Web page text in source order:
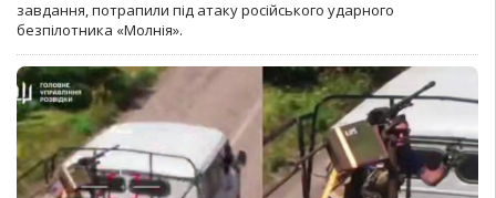
завдання, потрапили під атаку російського ударного
безпілотника «Молнія».